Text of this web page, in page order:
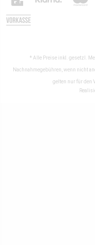
* Alle Preise inkl. gesetzl.
Nachnahmegebühren, wenn nicht
gelten nur für den